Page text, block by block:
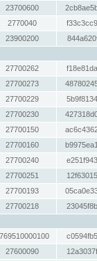
23700600
2770040
23900200
27700262
27700273
27700229
27700230
27700150
27700160
27700240
27700251
27700193
27700218
27600090